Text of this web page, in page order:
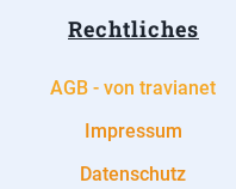
Rechtliches
AGB - von travianet
Impressum
Datenschutz